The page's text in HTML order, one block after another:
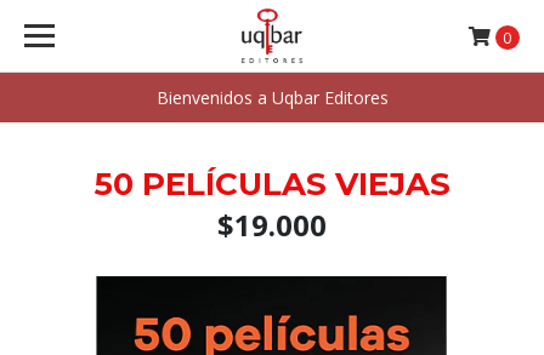
Bienvenidos a Uqbar Editores
0
50 PELÍCULAS VIEJAS
$19.000